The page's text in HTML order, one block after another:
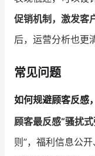
促销机制，激发客
后，运营分析也更
常见问题
如何规避顾客反感
顾客最反感“骚扰
则”，福利信息公